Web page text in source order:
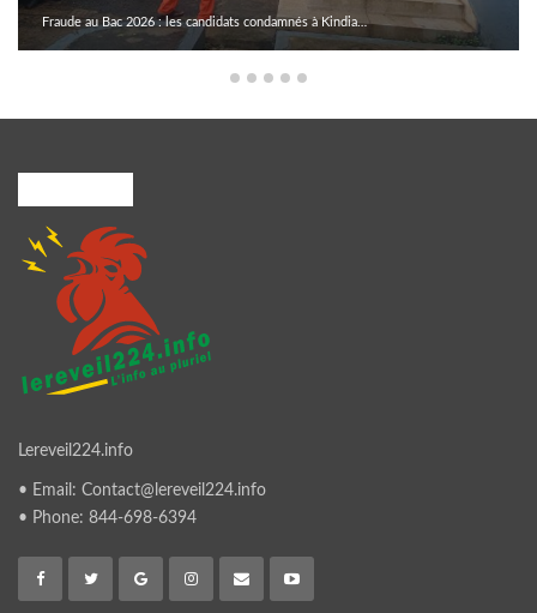
Fraude au Bac 2026 : les candidats condamnés à Kindia…
Lereveil224.info
• Email: Contact@lereveil224.info
• Phone: 844-698-6394